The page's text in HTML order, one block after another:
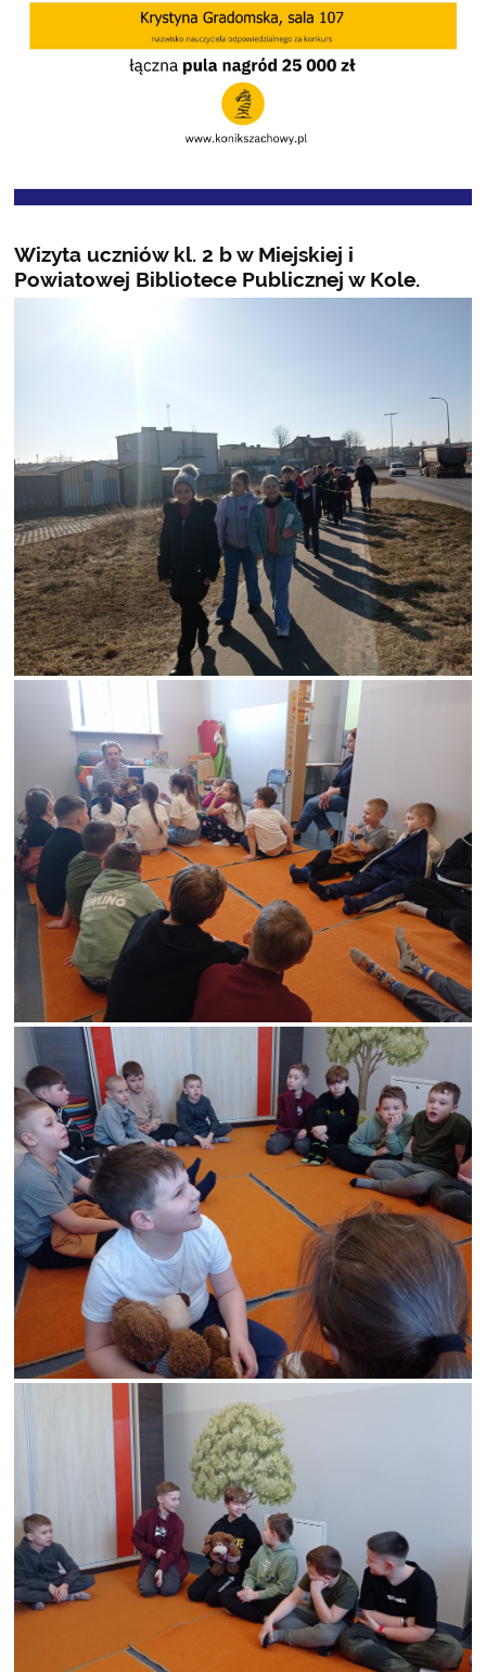
Wizyta uczniów kl. 2 b w Miejskiej i
Powiatowej Bibliotece Publicznej w Kole.